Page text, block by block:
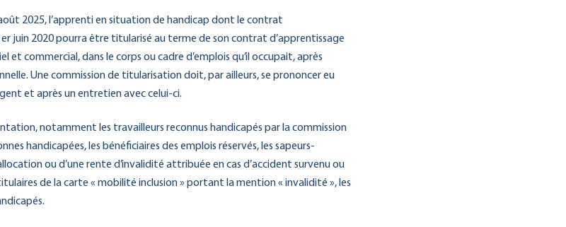
2025, l’apprenti en situation de handicap dont le contrat
juin 2020 pourra être titularisé au terme de son contrat d’apprentissage
et commercial, dans le corps ou cadre d’emplois qu’il occupait, après
Une commission de titularisation doit, par ailleurs, se prononcer eu
et après un entretien avec celui-ci.
notamment les travailleurs reconnus handicapés par la commission
handicapées, les bénéficiaires des emplois réservés, les sapeurs-
ou d’une rente d’invalidité attribuée en cas d’accident survenu ou
de la carte « mobilité inclusion » portant la mention « invalidité », les